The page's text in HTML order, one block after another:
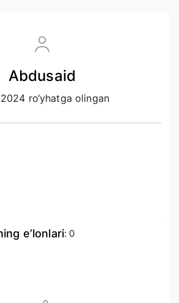
Abdusaid
ro‘yhatga olingan
e’lonlari: 0